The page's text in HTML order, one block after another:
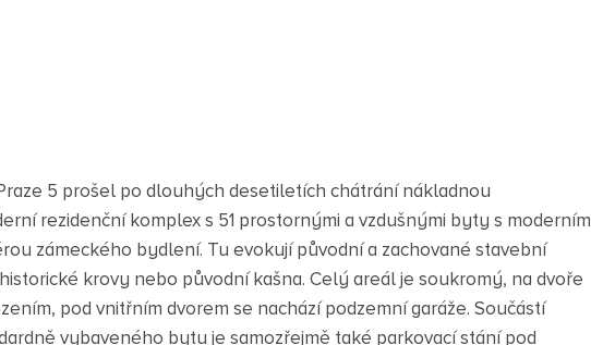
5 prošel po dlouhých desetiletích chátrání nákladnou
rezidenční komplex s 51 prostornými a vzdušnými byty s moderním
zámeckého bydlení. Tu evokují původní a zachované stavební
krovy nebo původní kašna. Celý areál je soukromý, na dvoře
pod vnitřním dvorem se nachází podzemní garáže. Součástí
vybaveného bytu je samozřejmě také parkovací stání pod